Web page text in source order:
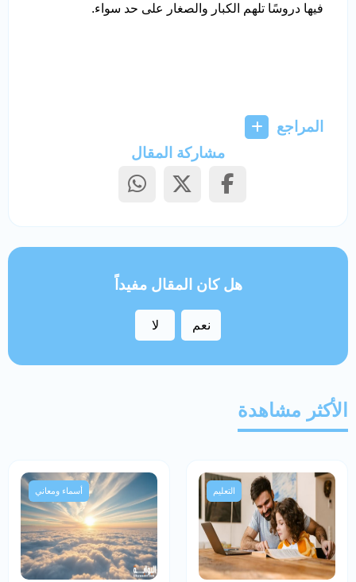
فيها دروسًا تلهم الكبار والصغار على حد سواء.
المراجع
مشاركة المقال
هل كان المقال مفيداً
نعم لا
الأكثر مشاهدة
التعليم أسماء ومعاني